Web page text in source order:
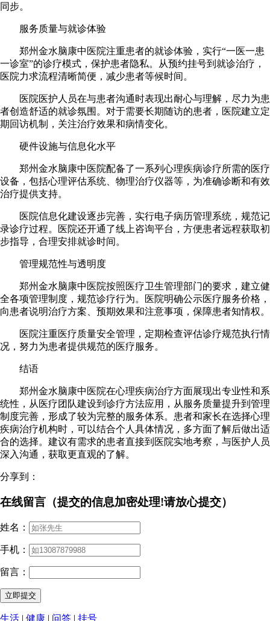
同步。
服务质量与就诊体验
郑州金水脑康中医院注重患者的就诊体验，实行“一医一患
一诊室”的诊疗模式，保护患者隐私。从预约挂号到就诊治疗，
医院力求流程清晰简便，减少患者等候时间。
医院医护人员在与患者沟通时表现出耐心与理解，尽力为患
者创造舒适的就诊氛围。对于需要长期随访的患者，医院建立定
期回访机制，关注治疗效果和病情变化。
硬件设施与信息化水平
郑州金水脑康中医院配备了一系列心理疾病诊疗所需的医疗
设备，包括心理评估系统、物理治疗仪器等，为准确诊断和有效
治疗提供支持。
医院信息化建设逐步完善，实行电子病历管理系统，规范记
录诊疗过程。医院还开通了线上咨询平台，方便患者远程获取初
步指导，合理安排就诊时间。
管理规范性与透明度
郑州金水脑康中医院按照医疗卫生管理部门的要求，建立健
全各项管理制度，规范诊疗行为。医院明确公示医疗服务价格，
向患者说明治疗方案、预期效果和注意事项，保障患者知情权。
医院注重医疗质量安全管理，定期检查评估诊疗规范执行情
况，努力为患者提供规范的医疗服务。
结语
郑州金水脑康中医院在心理疾病治疗方面展现出专业性和系
统性，从医疗团队建设到诊疗方法应用，从服务质量提升到管理
制度完善，形成了较为完整的服务体系。患者和家长在选择心理
疾病治疗机构时，可以结合个人具体情况，多方面了解后做出适
合的选择。建议有需求的患者直接到医院实地考察，与医护人员
深入沟通，获取更直观的了解。
分享到：
在线留言（提交的信息加密处理!请放心提交）
姓名：
手机：
留言：
生活 | 健康 | 问答 | 挂号